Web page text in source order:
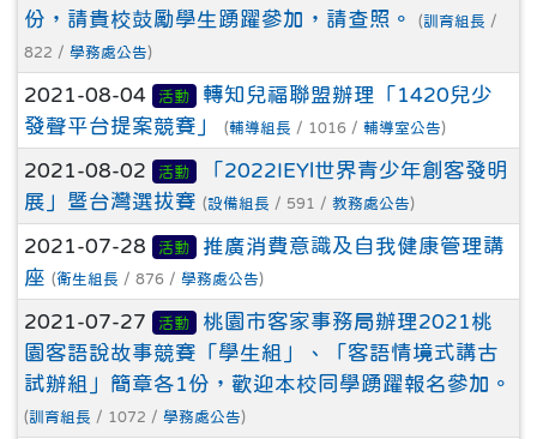
份，請貴校鼓勵學生踴躍參加，請查照。
(訓育組長 /
822 / 學務處公告)
2021-08-04 活動
轉知兒福聯盟辦理「1420兒少
發聲平台提案競賽」
(輔導組長 / 1016 / 輔導室公告)
2021-08-02 活動
「2022IEYl世界青少年創客發明
展」暨台灣選拔賽 (設備組長 / 591 / 教務處公告)
2021-07-28 活動
推廣消費意識及自我健康管理講
座 (衛生組長 / 876 / 學務處公告)
2021-07-27 活動
桃園市客家事務局辦理2021桃
園客語說故事競賽「學生組」、「客語情境式講古
試辦組」簡章各1份，歡迎本校同學踴躍報名參加。
(訓育組長 / 1072 / 學務處公告)